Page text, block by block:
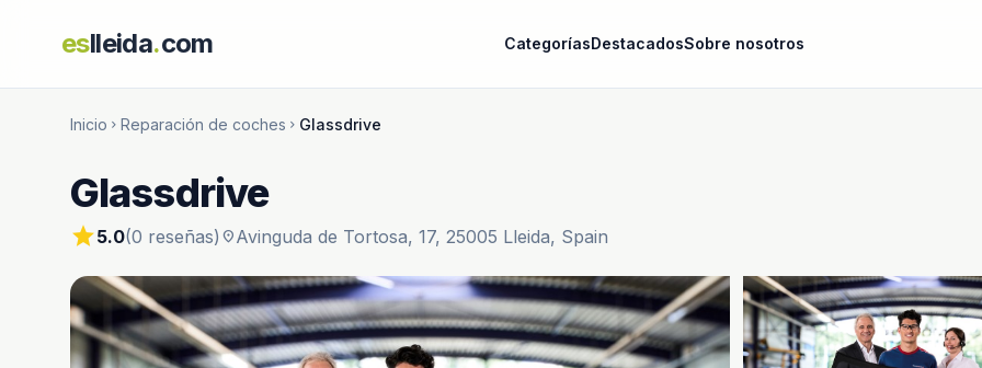
eslleida.com CategoríasDestacadosSobre nosotros
Inicio chevron_right Reparación de coches chevron_right Glassdrive
Glassdrive
star5.0(0 reseñas) location_onAvinguda de Tortosa, 17, 25005 Lleida, Spain